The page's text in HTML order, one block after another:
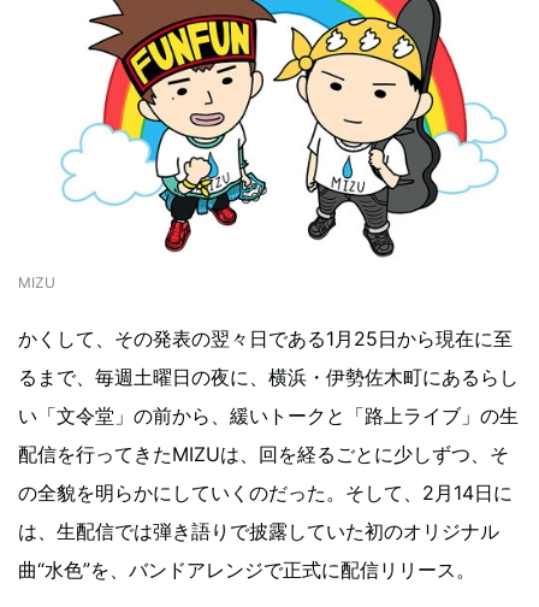
MIZU
かくして、その発表の翌々日である1月25日から現在に至
るまで、毎週土曜日の夜に、横浜・伊勢佐木町にあるらし
い「文令堂」の前から、緩いトークと「路上ライブ」の生
配信を行ってきたMIZUは、回を経るごとに少しずつ、そ
の全貌を明らかにしていくのだった。そして、2月14日に
は、生配信では弾き語りで披露していた初のオリジナル
曲“水色”を、バンドアレンジで正式に配信リリース。